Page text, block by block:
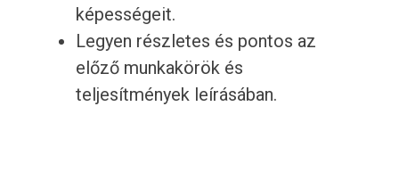
képességeit.
Legyen részletes és pontos az
előző munkakörök és
teljesítmények leírásában.